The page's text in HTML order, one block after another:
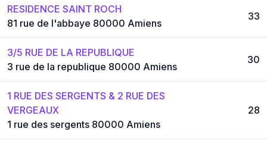
RESIDENCE SAINT ROCH
81 rue de l'abbaye 80000 Amiens
33
3/5 RUE DE LA REPUBLIQUE
3 rue de la republique 80000 Amiens
30
1 RUE DES SERGENTS & 2 RUE DES
VERGEAUX
1 rue des sergents 80000 Amiens
28